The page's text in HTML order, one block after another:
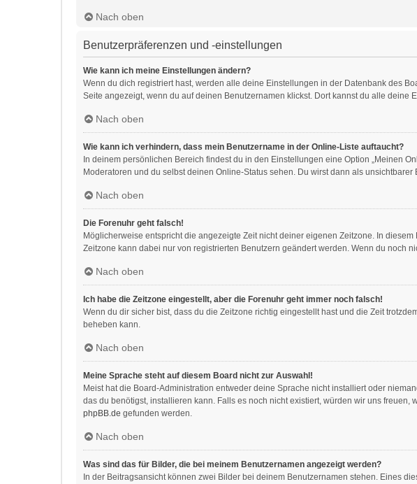
Nach oben
Benutzerpräferenzen und -einstellungen
Wie kann ich meine Einstellungen ändern?
Wenn du dich registriert hast, werden alle deine Einstellungen in der Datenbank des
Seite angezeigt, wenn du auf deinen Benutzernamen klickst. Dort kannst du alle deine
Nach oben
Wie kann ich verhindern, dass mein Benutzername in der Online-Liste auftaucht?
In deinem persönlichen Bereich findest du in den Einstellungen eine Option „Meinen
Moderatoren und du selbst deinen Online-Status sehen. Du wirst dann als unsichtbarer
Nach oben
Die Forenuhr geht falsch!
Möglicherweise entspricht die angezeigte Zeit nicht deiner eigenen Zeitzone. In
Zeitzone kann dabei nur von registrierten Benutzern geändert werden. Wenn du noch
Nach oben
Ich habe die Zeitzone eingestellt, aber die Forenuhr geht immer noch falsch!
Wenn du dir sicher bist, dass du die Zeitzone richtig eingestellt hast und die Zeit
beheben kann.
Nach oben
Meine Sprache steht auf diesem Board nicht zur Auswahl!
Meist hat die Board-Administration entweder deine Sprache nicht installiert oder
das du benötigst, installieren kann. Falls es noch nicht existiert, würden wir uns
phpBB.de gefunden werden.
Nach oben
Was sind das für Bilder, die bei meinem Benutzernamen angezeigt werden?
In der Beitragsansicht können zwei Bilder bei deinem Benutzernamen stehen. Eines